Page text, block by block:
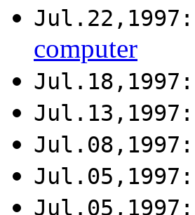
Jul.22,1997:
computer
Jul.18,1997:
Jul.13,1997:
Jul.08,1997:
Jul.05,1997:
Jul.05,1997: